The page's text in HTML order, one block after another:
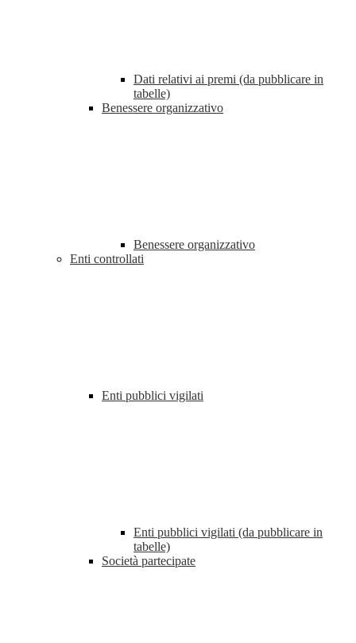
Dati relativi ai premi (da pubblicare in
tabelle)
Benessere organizzativo
Benessere organizzativo
Enti controllati
Enti pubblici vigilati
Enti pubblici vigilati (da pubblicare in
tabelle)
Società partecipate